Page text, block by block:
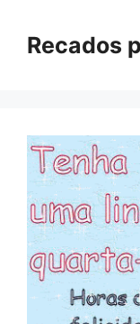
paraRecados